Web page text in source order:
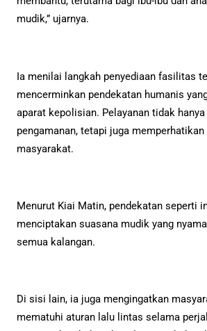
mudik,” ujarnya.
Ia menilai langkah penyediaan fasilitas
mencerminkan pendekatan humanis
aparat kepolisian. Pelayanan tidak
pengamanan, tetapi juga
masyarakat.
Menurut Kiai Matin, pendekatan seperti
menciptakan suasana mudik yang
semua kalangan.
Di sisi lain, ia juga mengingatkan
mematuhi aturan lalu lintas selama